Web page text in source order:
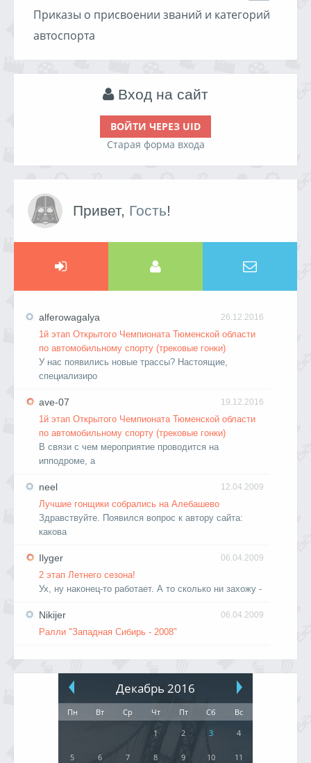
Приказы о присвоении званий и категорий
автоспорта
Вход на сайт
ВОЙТИ ЧЕРЕЗ UID
Старая форма входа
Привет, Гость!
26.12.2016
alferowagalya
1й этап Открытого Чемпионата Тюменской области
по автомобильному спорту (трековые гонки)
У нас появились новые трассы? Настоящие,
специализиро
19.12.2016
ave-07
1й этап Открытого Чемпионата Тюменской области
по автомобильному спорту (трековые гонки)
В связи с чем мероприятие проводится на
ипподроме, а
12.04.2009
neel
Лучшие гонщики собрались на Алебашево
Здравствуйте. Появился вопрос к автору сайта:
какова
06.04.2009
Ilyger
2 этап Летнего сезона!
Ух, ну наконец-то работает. А то сколько ни захожу -
06.04.2009
Nikijer
Ралли "Западная Сибирь - 2008"
Декабрь 2016
Пн Вт Ср Чт Пт Сб
Вс
1
2 3 4
5 6 7 8 9 10 11